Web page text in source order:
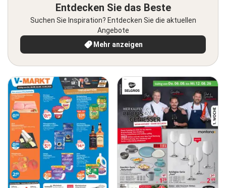
Entdecken Sie das Beste
Suchen Sie Inspiration? Entdecken Sie die aktuellen
Angebote
Mehr anzeigen